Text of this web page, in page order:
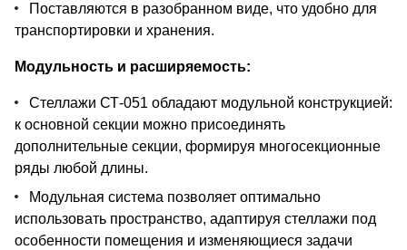
Поставляются в разобранном виде, что удобно для
транспортировки и хранения.
Модульность и расширяемость:
Стеллажи СТ-051 обладают модульной конструкцией:
к основной секции можно присоединять
дополнительные секции, формируя многосекционные
ряды любой длины.
Модульная система позволяет оптимально
использовать пространство, адаптируя стеллажи под
особенности помещения и изменяющиеся задачи